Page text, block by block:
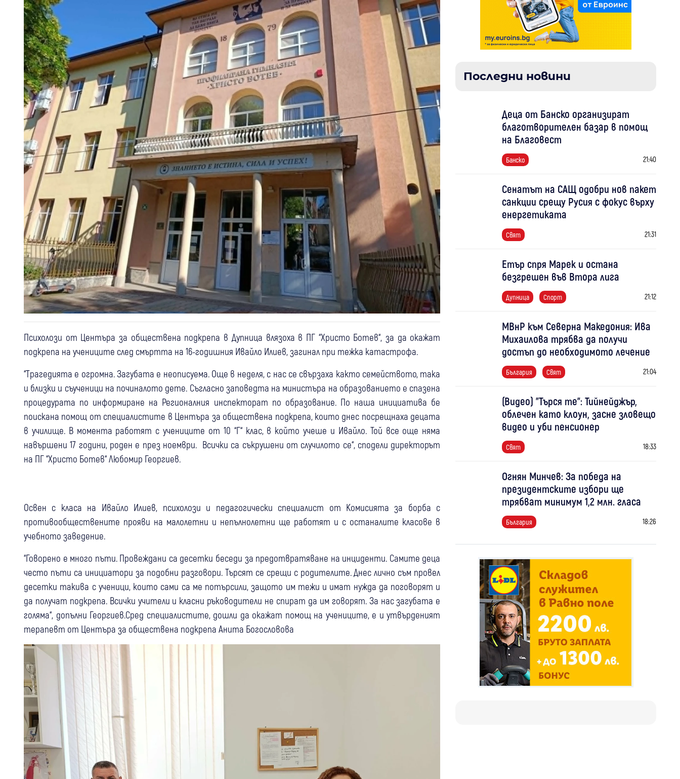
Психолози от Центъра за обществена подкрепа в Дупница влязоха в ПГ “Христо Ботев“, за да окажат
подкрепа на учениците след смъртта на 16-годишния Ивайло Илиев, загинал при тежка катастрофа.
“Трагедията е огромна. Загубата е неописуема. Още в неделя, с нас се свързаха както семейството, така
и близки и съученици на починалото дете. Съгласно заповедта на министъра на образованието е спазена
процедурата по информиране на Регионалния инспекторат по образование. По наша инициатива бе
поискана помощ от специалистите в Центъра за обществена подкрепа, които днес посрещнаха децата
в училище. В момента работят с учениците от 10 “Г“ клас, в който учеше и Ивайло. Той все още няма
навършени 17 години, роден е през ноември. Всички са съкрушени от случилото се“, сподели директорът
на ПГ “Христо Ботев“ Любомир Георгиев.
Освен с класа на Ивайло Илиев, психолози и педагогически специалист от Комисията за борба с
противообществените прояви на малолетни и непълнолетни ще работят и с останалите класове в
учебното заведение.
“Говорено е много пъти. Провеждани са десетки беседи за предотвратяване на инциденти. Самите деца
често пъти са инициатори за подобни разговори. Търсят се срещи с родителите. Днес лично съм провел
десетки такива с ученици, които сами са ме потърсили, защото им тежи и имат нужда да поговорят и
да получат подкрепа. Всички учители и класни ръководители не спират да им говорят. За нас загубата е
голяма“, допълни Георгиев.Сред специалистите, дошли да окажат помощ на учениците, е и утвърденият
терапевт от Центъра за обществена подкрепа Анита Богословова
Последни новини
Деца от Банско организират
благотворителен базар в помощ
на Благовест
Банско 21:40
Сенатът на САЩ одобри нов пакет
санкции срещу Русия с фокус върху
енергетиката
Свят 21:31
Етър спря Марек и остана
безгрешен във Втора лига
Дупница Спорт 21:12
МВнР към Северна Македония: Ива
Михаилова трябва да получи
достъп до необходимото лечение
България Свят 21:04
(Видео) "Търся те": Тийнейджър,
облечен като клоун, засне зловещо
видео и уби пенсионер
Свят 18:33
Огнян Минчев: За победа на
президентските избори ще
трябват минимум 1,2 млн. гласа
България 18:26